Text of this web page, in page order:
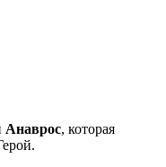
Анаврос, которая